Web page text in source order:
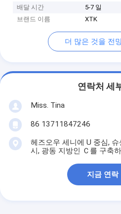
배달 시간
5-7 일
브랜드 이름
XTK
더 많은 것을 전
연락처 세
Miss. Tina
86 13711847246
헤즈오우 세니에 U 중심,
시, 광동 지방인 Ｃ를 구축
지금 연락